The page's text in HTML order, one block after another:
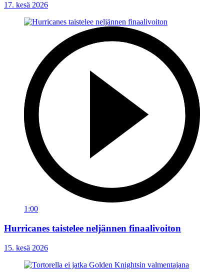
17. kesä 2026
1:00
Hurricanes taistelee neljännen finaalivoiton
15. kesä 2026